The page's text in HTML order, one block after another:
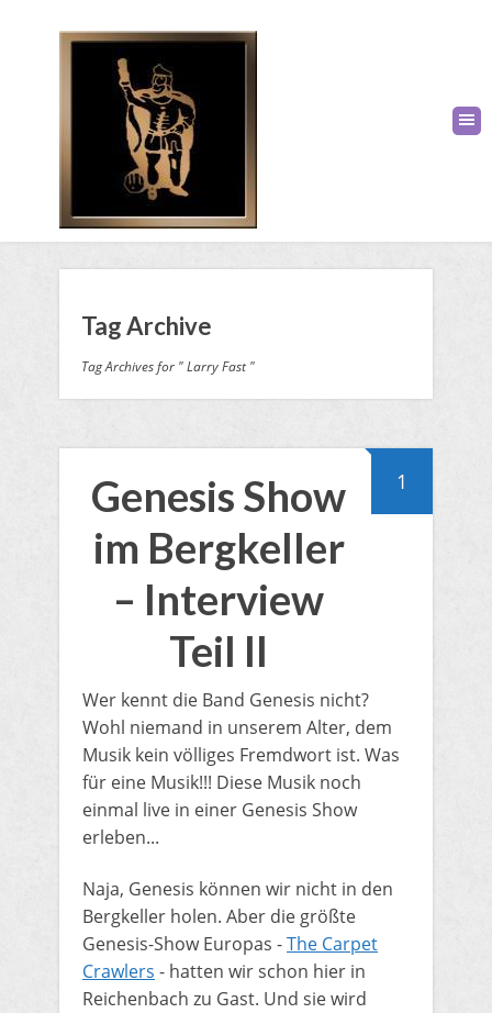
Tag Archive
Tag Archives for " Larry Fast "
1
Genesis Show
im Bergkeller
– Interview
Teil II
Wer kennt die Band Genesis nicht?
Wohl niemand in unserem Alter, dem
Musik kein völliges Fremdwort ist. Was
für eine Musik!!! Diese Musik noch
einmal live in einer Genesis Show
erleben...
​Naja, Genesis können wir nicht in den
Bergkeller holen. Aber die größte
Genesis-Show Europas -The Carpet
Crawlers - hatten wir schon hier in
Reichenbach zu Gast. Und sie wird